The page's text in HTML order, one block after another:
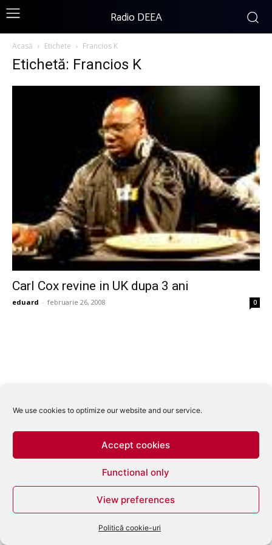
We use cookies to optimize our website and our service.
Accept cookies
Functional only
View preferences
Politică cookie-uri
Radio DEEA
Acasă Etichete Francios K
Etichetă: Francios K
Carl Cox revine in UK dupa 3 ani
eduard - februarie 26, 2008 0